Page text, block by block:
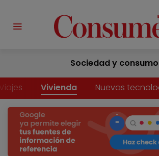
Sociedad y consumo
Vivienda Nuevas